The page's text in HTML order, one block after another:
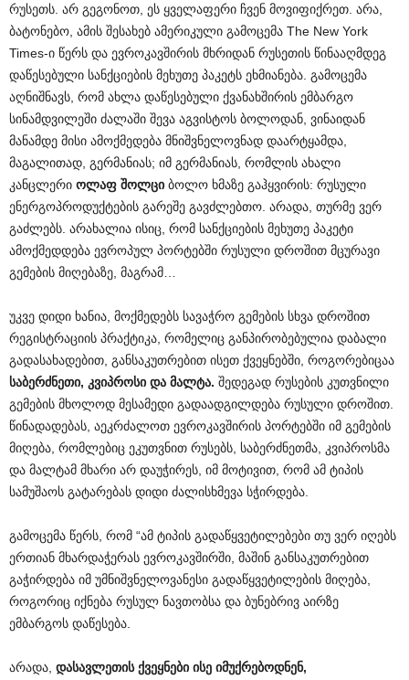
რუსეთს. არ გეგონოთ, ეს ყველაფერი ჩვენ მოვიფიქრეთ. არა,
ბატონებო, ამის შესახებ ამერიკული გამოცემა The New York
Times-ი წერს და ევროკავშირის მხრიდან რუსეთის წინააღმდეგ
დაწესებული სანქციების მეხუთე პაკეტს ეხმიანება. გამოცემა
აღნიშნავს, რომ ახლა დაწესებული ქვანახშირის ემბარგო
სინამდვილეში ძალაში შევა აგვისტოს ბოლოდან, ვინაიდან
მანამდე მისი ამოქმედება მნიშვნელოვნად დაარტყამდა,
მაგალითად, გერმანიას; იმ გერმანიას, რომლის ახალი
კანცლერი ოლაფ შოლცი ბოლო ხმაზე გაჰყვირის: რუსული
ენერგოპროდუქტების გარეშე გავძლებთო. არადა, თურმე ვერ
გაძლებს. არახალია ისიც, რომ სანქციების მეხუთე პაკეტი
ამოქმედდება ევროპულ პორტებში რუსული დროშით მცურავი
გემების მიღებაზე, მაგრამ…
უკვე დიდი ხანია, მოქმედებს სავაჭრო გემების სხვა დროშით
რეგისტრაციის პრაქტიკა, რომელიც განპირობებულია დაბალი
გადასახადებით, განსაკუთრებით ისეთ ქვეყნებში, როგორებიცაა
საბერძნეთი, კვიპროსი და მალტა. შედეგად რუსების კუთვნილი
გემების მხოლოდ მესამედი გადაადგილდება რუსული დროშით.
წინადადებას, აეკრძალოთ ევროკავშირის პორტებში იმ გემების
მიღება, რომლებიც ეკუთვნით რუსებს, საბერძნეთმა, კვიპროსმა
და მალტამ მხარი არ დაუჭირეს, იმ მოტივით, რომ ამ ტიპის
სამუშაოს გატარებას დიდი ძალისხმევა სჭირდება.
გამოცემა წერს, რომ “ამ ტიპის გადაწყვეტილებები თუ ვერ იღებს
ერთიან მხარდაჭერას ევროკავშირში, მაშინ განსაკუთრებით
გაჭირდება იმ უმნიშვნელოვანესი გადაწყვეტილების მიღება,
როგორიც იქნება რუსულ ნავთობსა და ბუნებრივ აირზე
ემბარგოს დაწესება.
არადა, დასავლეთის ქვეყნები ისე იმუქრებოდნენ,